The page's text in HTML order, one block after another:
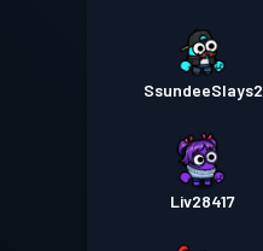
SsundeeSlays2
Liv28417